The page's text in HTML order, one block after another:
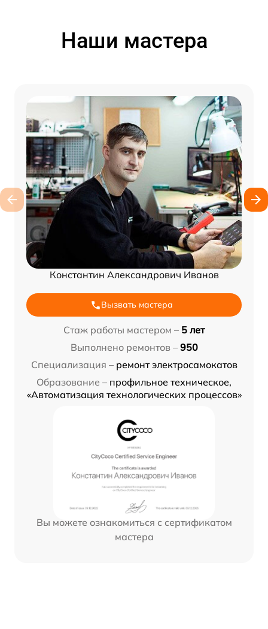
Наши мастера
Константин Александрович Иванов
Вызвать мастера
Стаж работы мастером – 5 лет
Выполнено ремонтов – 950
Специализация – ремонт электросамокатов
Образование – профильное техническое,
«Автоматизация технологических процессов»
Вы можете ознакомиться с сертификатом
мастера